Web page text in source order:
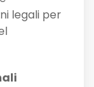
legali per